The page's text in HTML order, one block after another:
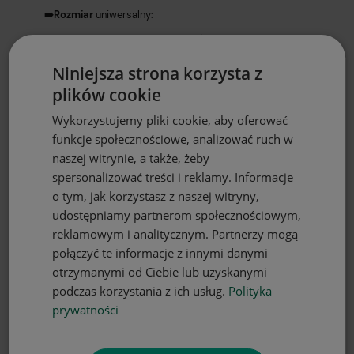
➡️Rozmiar uniwersalny:
Długość troków: 2x70cm
FARTUCH KUCHENNY HomeView®️:
✅Niezbędny podczas gotowania i pieczenia.
✅Zabezpiecza przed pobrudzeniem
✅Wykonany ze 100% poliester z nadrukiem jednostronnym
✅Zakładany przez głowę i wiązany z tyłu
✅Dzięki wygodnym sznurkom można go dopasować do
każdej sylwetki.
✅Uniwersalny rozmiar
✅Odporny na przetarcia można prać w 60 stopniach
Niniejsza strona korzysta z
plików cookie
Wykorzystujemy pliki cookie, aby oferować
funkcje społecznościowe, analizować ruch w
naszej witrynie, a także, żeby
spersonalizować treści i reklamy. Informacje
o tym, jak korzystasz z naszej witryny,
udostępniamy partnerom społecznościowym,
reklamowym i analitycznym. Partnerzy mogą
połączyć te informacje z innymi danymi
otrzymanymi od Ciebie lub uzyskanymi
podczas korzystania z ich usług. Polityka
prywatności